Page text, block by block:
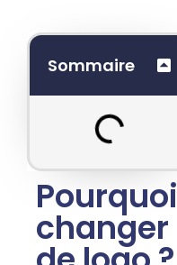
Sommaire
Pourquoi
changer